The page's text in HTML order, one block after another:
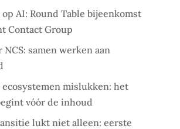
AI: Round Table bijeenkomst
Contact Group
NCS: samen werken aan
ecosystemen mislukken: het
vóór de inhoud
lukt niet alleen: eerste